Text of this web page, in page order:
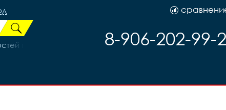
правая ST-EF 41-7R, код 6588-906-202-99-